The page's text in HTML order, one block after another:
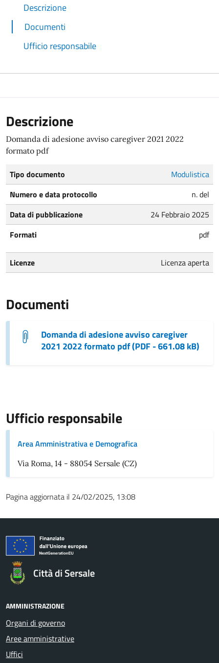
Descrizione
Documenti
Ufficio responsabile
Descrizione
Domanda di adesione avviso caregiver 2021 2022
formato pdf
Tipo documento
Modulistica
Numero e data protocollo
n. del
Data di pubblicazione
24 Febbraio 2025
Formati
pdf
Licenze Licenza aperta
Documenti
Domanda di adesione avviso caregiver
2021 2022 formato pdf (PDF - 661.08 kB)
Ufficio responsabile
Area Amministrativa e Demografica
Via Roma, 14 - 88054 Sersale (CZ)
Pagina aggiornata il 24/02/2025, 13:08
Città di Sersale
AMMINISTRAZIONE
Organi di governo
Aree amministrative
Uffici